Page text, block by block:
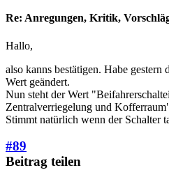
Re: Anregungen, Kritik,
Hallo,
also kanns bestätigen. Habe gestern
Wert geändert.
Nun steht der Wert
Zentralverriegelung und
Stimmt natürlich wenn der Schalter
#89
Beitrag teilen